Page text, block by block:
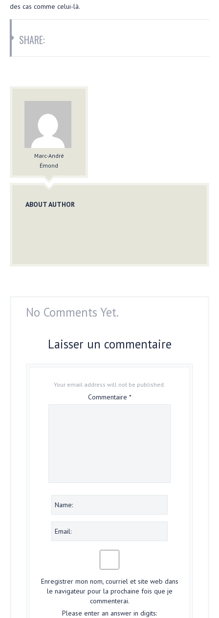
des cas comme celui-là.
SHARE:
Marc-André
Émond
ABOUT AUTHOR
No Comments Yet.
Laisser un commentaire
Your email address will not be published.
Commentaire *
Enregistrer mon nom, courriel et site web dans
le navigateur pour la prochaine fois que je
commenterai.
Please enter an answer in digits: